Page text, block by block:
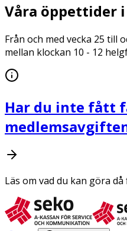
Våra öppettider
Från och med vecka 25 till
mellan klockan 10 - 12
Har du inte fått
Läs om vad du kan göra